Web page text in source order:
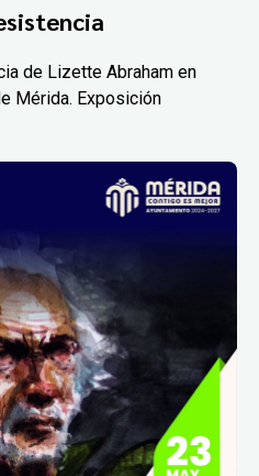
de Lizette Abraham en
Mérida. Exposición